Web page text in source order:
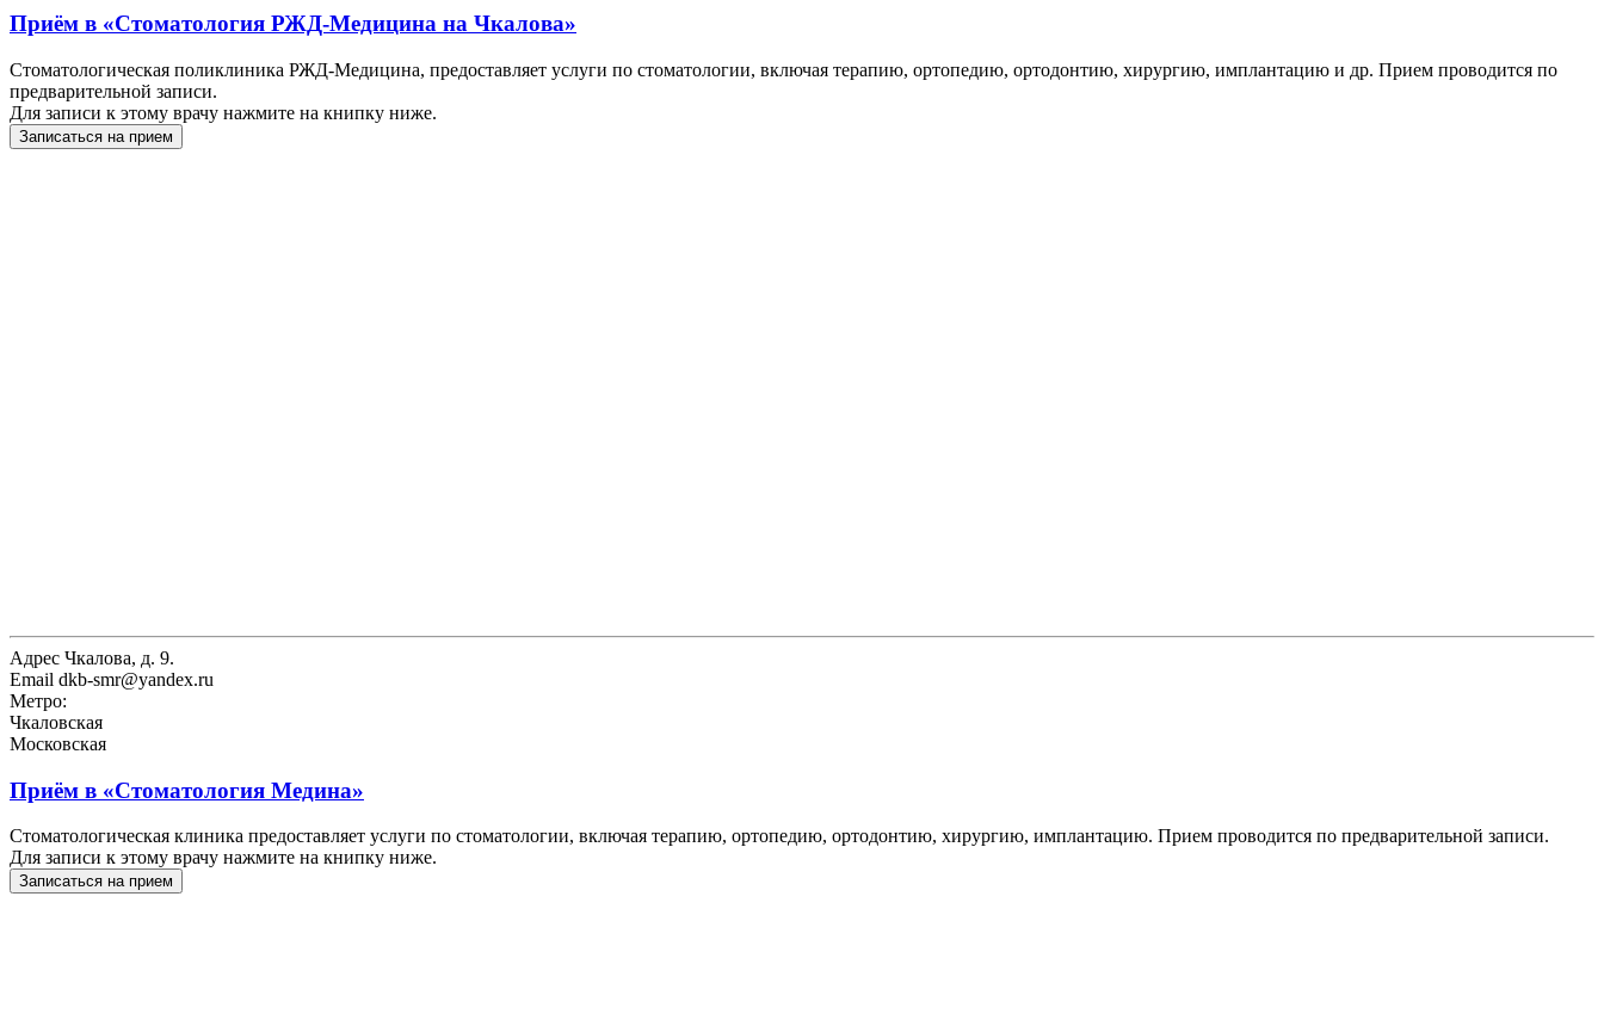
Приём в «Стоматология РЖД-Медицина на Чкалова»
Стоматологическая поликлиника РЖД-Медицина, предоставляет услуги по стоматологии, включая терапию, ортопедию, ортодонтию, хирургию, имплантацию и др. Прием проводится по
предварительной записи.
Для записи к этому врачу нажмите на книпку ниже.
Записаться на прием
Адрес Чкалова, д. 9.
Email dkb-smr@yandex.ru
Метро:
Чкаловская
Московская
Приём в «Стоматология Медина»
Стоматологическая клиника предоставляет услуги по стоматологии, включая терапию, ортопедию, ортодонтию, хирургию, имплантацию. Прием проводится по предварительной записи.
Для записи к этому врачу нажмите на книпку ниже.
Записаться на прием